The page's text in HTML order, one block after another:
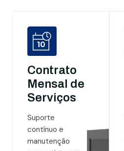
Contrato
Mensal de
Serviços
Suporte
contínuo e
manutenção